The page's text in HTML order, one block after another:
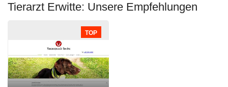
Tierarzt Erwitte: Unsere Empfehlungen
TOP